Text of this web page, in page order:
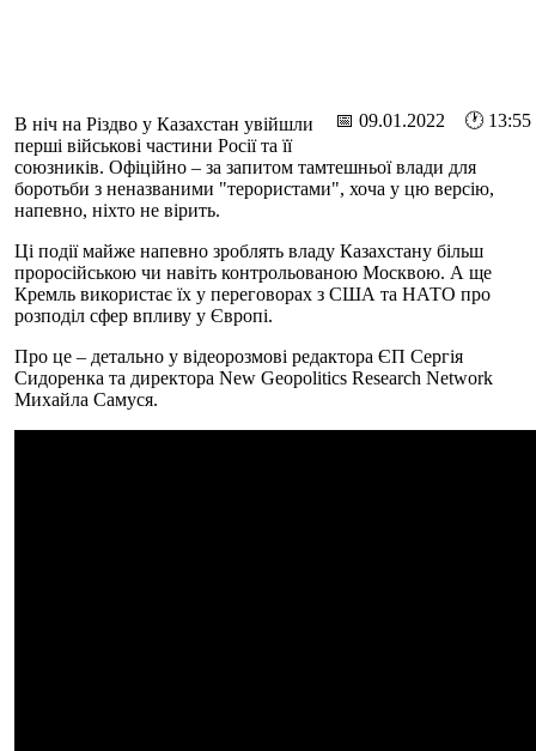
📅 09.01.2022 🕐 13:55
В ніч на Різдво у Казахстан увійшли
перші військові частини Росії та її
союзників. Офіційно – за запитом тамтешньої влади для
боротьби з неназваними "терористами", хоча у цю версію,
напевно, ніхто не вірить.
Ці події майже напевно зроблять владу Казахстану більш
проросійською чи навіть контрольованою Москвою. А ще
Кремль використає їх у переговорах з США та НАТО про
розподіл сфер впливу у Європі.
Про це – детально у відеорозмові редактора ЄП Сергія
Сидоренка та директора New Geopolitics Research Network
Михайла Самуся.